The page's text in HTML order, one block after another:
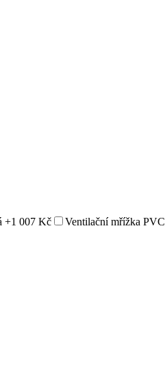
+1 007 Kč Ventilační mřížka PVC